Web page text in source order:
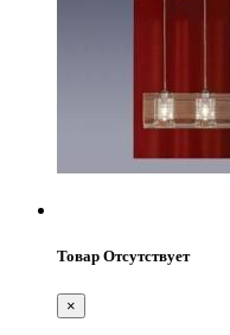
Товар Отсутствует
×